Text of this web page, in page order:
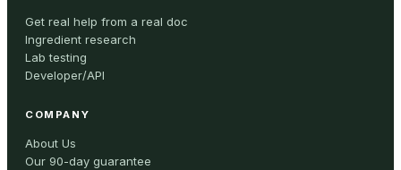
Get real help from a real doc
Ingredient research
Lab testing
Developer/API
COMPANY
About Us
Our 90-day guarantee